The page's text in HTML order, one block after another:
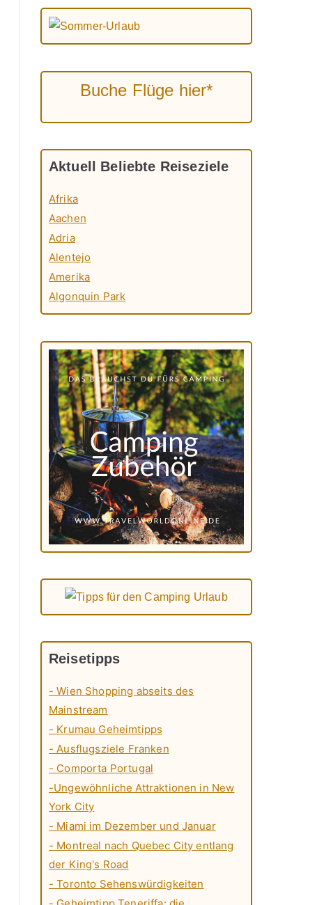
Buche Flüge hier*
Aktuell Beliebte Reiseziele
Afrika
Aachen
Adria
Alentejo
Amerika
Algonquin Park
Reisetipps
- Wien Shopping abseits des
Mainstream
- Krumau Geheimtipps
- Ausflugsziele Franken
- Comporta Portugal
-Ungewöhnliche Attraktionen in New
York City
- Miami im Dezember und Januar
- Montreal nach Quebec City entlang
der King's Road
- Toronto Sehenswürdigkeiten